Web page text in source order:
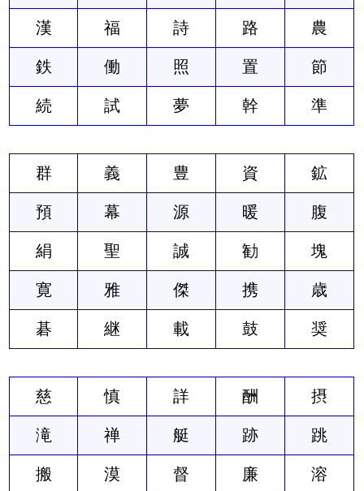
漢 福 詩 路 農
鉄 働 照 置 節
続 試 夢 幹 準
群 義 豊 資 鉱
預 幕 源 暖 腹
絹 聖 誠 勧 塊
寛 雅 傑 携 歳
碁 継 載 鼓 奨
慈 慎 詳 酬 摂
滝 禅 艇 跡 跳
搬 漠 督 廉 溶